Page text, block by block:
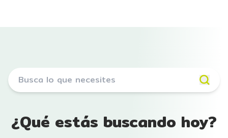
¿Qué estás buscando hoy?